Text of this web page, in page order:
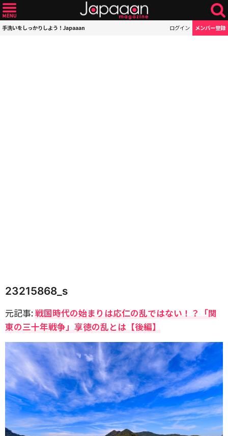
手洗いをしっかりしよう！Japaaan ログイン メンバー登録
23215868_s
元記事:戦国時代の始まりは応仁の乱ではない！？「関
東の三十年戦争」享徳の乱とは【後編】